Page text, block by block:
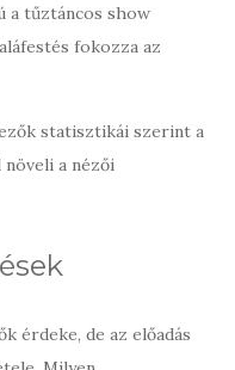
a tűztáncos show
fokozza az
statisztikái szerint a
a nézői
érdeke, de az előadás